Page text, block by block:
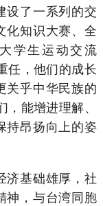
设了一系列的交
化知识大赛、全
学生运动交流
任，他们的成长
关乎中华民族的
能增进理解、
持昂扬向上的姿
基础雄厚，社
神，与台湾同胞